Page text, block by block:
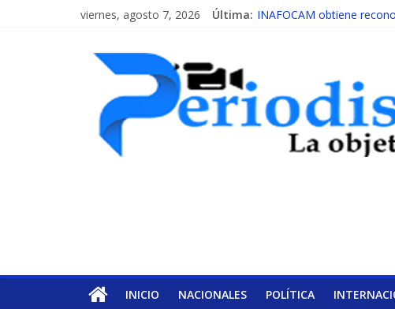
viernes, agosto 7, 2026 Última: INAFOCAM obtiene
MESCyT presenta
INICIO NACIONALES POLÍTICA